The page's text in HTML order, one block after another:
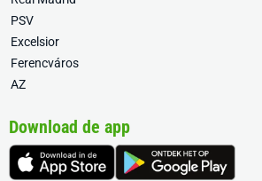
PSV
Excelsior
Ferencváros
AZ
Download de app